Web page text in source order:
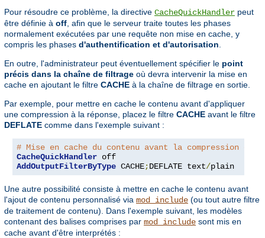
Pour résoudre ce problème, la directive CacheQuickHandler peut
être définie à off , afin que le serveur traite toutes les phases
normalement exécutées par une requête non mise en cache, y
compris les phases d'authentification et d'autorisation
En outre, l'administrateur peut éventuellement spécifier le point
précis dans la chaîne de filtrage où devra intervenir la mise en
cache en ajoutant le filtre CACHE à la chaîne de filtrage en sortie.
Par exemple, pour mettre en cache le contenu avant d'appliquer
une compression à la réponse, placez le filtre CACHE avant le filtre
DEFLATE comme dans l'exemple suivant :
# Mise en cache du contenu avant la compression
CacheQuickHandler
AddOutputFilterByType CACHE;DEFLATE text/plain
Une autre possibilité consiste à mettre en cache le contenu avant
l'ajout de contenu personnalisé via mod_include (ou tout autre filtre
de traitement de contenu). Dans l'exemple suivant, les modèles
contenant des balises comprises par mod_include sont mis en
cache avant d'être interprétés :